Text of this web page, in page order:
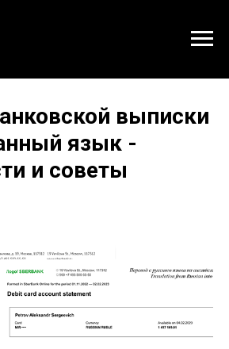
выписки
язык -
и советы